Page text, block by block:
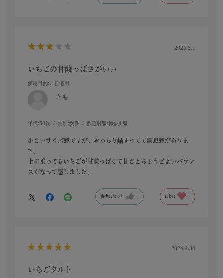
2026.5.1
いちごの甘酸っぱさがいい
使用目的:ご自宅用
とも
年代: 50代 性別:女性 都道府県:神奈川県
小さいサイズ感ですが、みっちり詰まってて満足感がありま
す。
上に乗ってるいちごが甘酸っぱくて甘さとちょうどよいバラン
スだなって感じました。
参考になった Like!
2026.4.30
いちごタルト